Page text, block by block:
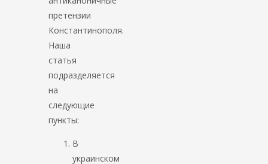
претензии
Константинополя.
Наша
статья
подразделяется
на
следующие
пункты:
В
украинском